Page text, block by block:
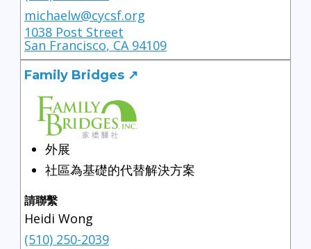
michaelw@cycsf.org
1038 Post Street
San Francisco, CA 94109
Family Bridges ↗
外展
社區為基礎的代替解決方案
請聯繫
Heidi Wong
(510) 250-2039